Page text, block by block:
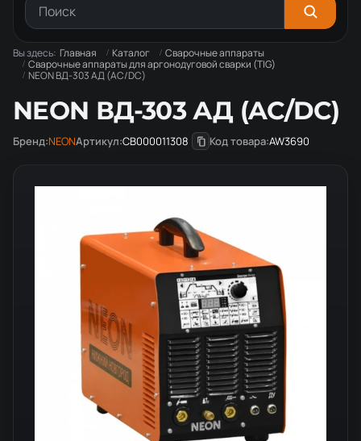
Вы здесь: Главная Каталог
Сварочные аппараты
Сварочные аппараты для аргонодуговой сварки (TIG)
NEON ВД-303 АД (AC/DC)
NEON ВД-303 АД (AC/DC)
Бренд:NEONАртикул:СВ000011308 Код товара:AW3690